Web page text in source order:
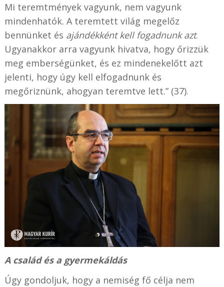
Mi teremtmények vagyunk, nem vagyunk
mindenhatók. A teremtett világ megelőz
bennünket és ajándékként kell fogadnunk azt.
Ugyanakkor arra vagyunk hivatva, hogy őrizzük
meg emberségünket, és ez mindenekelőtt azt
jelenti, hogy úgy kell elfogadnunk és
megőriznünk, ahogyan teremtve lett.” (37).
A család és a gyermekáldás
Úgy gondoljuk, hogy a nemiség fő célja nem